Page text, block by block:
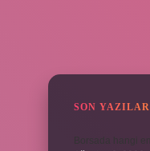
SON YAZILAR